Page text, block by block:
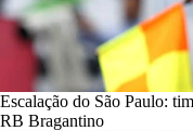
Escalação do São Paulo:
RB Bragantino